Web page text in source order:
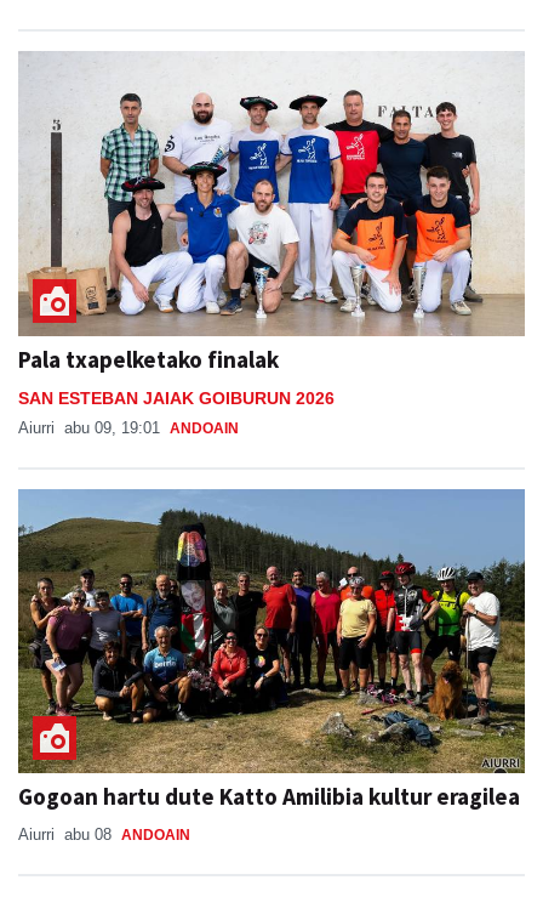
Pala txapelketako finalak
SAN ESTEBAN JAIAK GOIBURUN 2026
Aiurri abu 09, 19:01 ANDOAIN
Gogoan hartu dute Katto Amilibia kultur eragilea
Aiurri abu 08 ANDOAIN